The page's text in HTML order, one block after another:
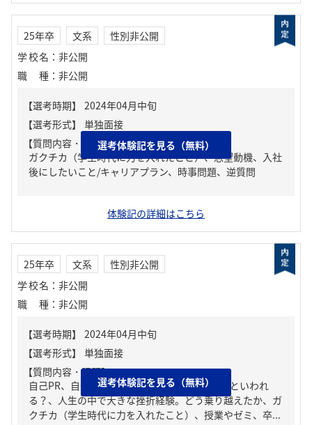
25年卒 文系
性別非公開
学校名 ： 非公開
職種 ： 非公開
【質問内容・課題】
ガクチカ（学生時代に力を入れたこと）、志望動機、入社
後にしたいこと/キャリアプラン、時事問題、逆質問
選考体験記を見る（無料）
体験記の詳細はこちら
25年卒 文系
性別非公開
学校名 ： 非公開
職種 ： 非公開
【質問内容・課題】
自己PR、自分の強み/弱み、周りからどんな人といわれ
る？、人生の中で大きな挫折経験。どう乗り越えたか、ガ
クチカ（学生時代に力を入れたこと）、授業やゼミ、卒...
選考体験記を見る（無料）